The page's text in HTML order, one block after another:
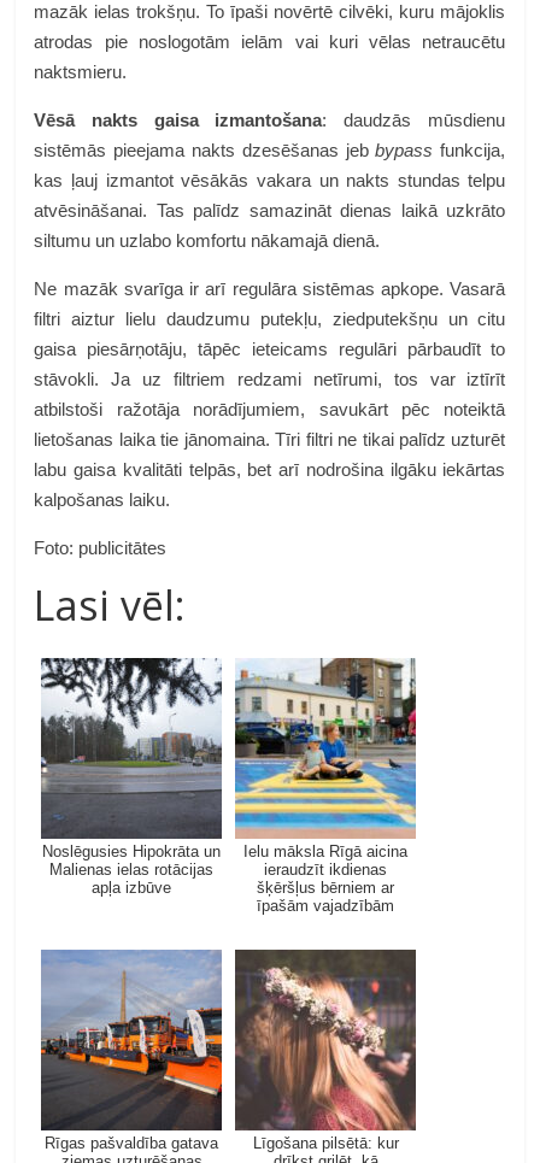
mazāk ielas trokšņu. To īpaši novērtē cilvēki, kuru mājoklis
atrodas pie noslogotām ielām vai kuri vēlas netraucētu
naktsmieru.
Vēsā nakts gaisa izmantošana: daudzās mūsdienu
sistēmās pieejama nakts dzesēšanas jebbypass funkcija,
kas ļauj izmantot vēsākās vakara un nakts stundas telpu
atvēsināšanai. Tas palīdz samazināt dienas laikā uzkrāto
siltumu un uzlabo komfortu nākamajā dienā.
Ne mazāk svarīga ir arī regulāra sistēmas apkope. Vasarā
filtri aiztur lielu daudzumu putekļu, ziedputekšņu un citu
gaisa piesārņotāju, tāpēc ieteicams regulāri pārbaudīt to
stāvokli. Ja uz filtriem redzami netīrumi, tos var iztīrīt
atbilstoši ražotāja norādījumiem, savukārt pēc noteiktā
lietošanas laika tie jānomaina. Tīri filtri ne tikai palīdz uzturēt
labu gaisa kvalitāti telpās, bet arī nodrošina ilgāku iekārtas
kalpošanas laiku.
Foto: publicitātes
Lasi vēl:
Noslēgusies Hipokrāta un
Malienas ielas rotācijas
apļa izbūve
Ielu māksla Rīgā aicina
ieraudzīt ikdienas
šķēršļus bērniem ar
īpašām vajadzībām
Rīgas pašvaldība gatava
Līgošana pilsētā: kur